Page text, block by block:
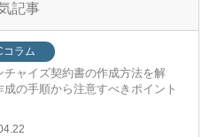
記事
コラム
チャイズ契約書の作成方法を解
成の手順から注意すべきポイント